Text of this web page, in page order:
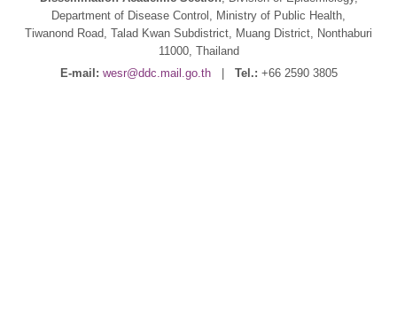
Department of Disease Control, Ministry of Public Health,
Tiwanond Road, Talad Kwan Subdistrict, Muang District, Nonthaburi
11000, Thailand
E-mail: wesr@ddc.mail.go.th| Tel.: +66 2590 3805